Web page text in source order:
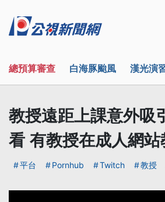
總預算審查 白海豚颱風 漢光演
教授遠距上課意外吸
看 有教授在成人網站
平台 Pornhub Twitch 教授